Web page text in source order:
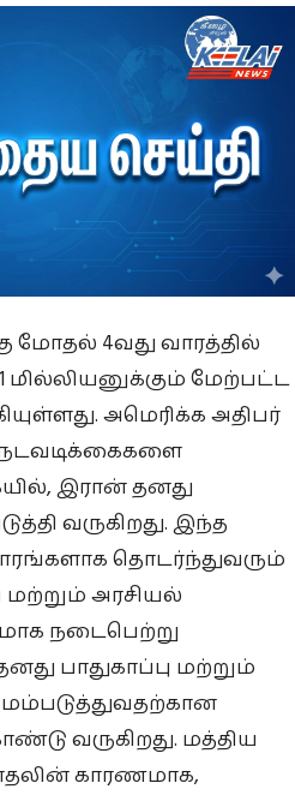
மோதல் 4வது வாரத்தில்
மில்லியனுக்கும் மேற்பட்ட
அமெரிக்க அதிபர்
இரான் தனது
வருகிறது. இந்த
தொடர்ந்துவரும்
அரசியல்
நடைபெற்று
பாதுகாப்பு மற்றும்
வருகிறது. மத்திய
காரணமாக,